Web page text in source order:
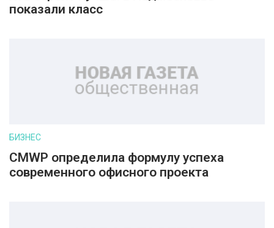
показали класс
БИЗНЕС
CMWP определила формулу успеха
современного офисного проекта